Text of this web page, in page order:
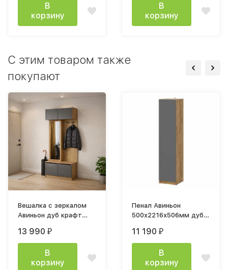
В
корзину
В
корзину
C этим товаром также
покупают
Вешалка с зеркалом
Авиньон дуб крафт
серый
13 990 ₽
В
корзину
Пенал Авиньон
500х2216х506мм дуб
графит серый
11 190 ₽
В
корзину